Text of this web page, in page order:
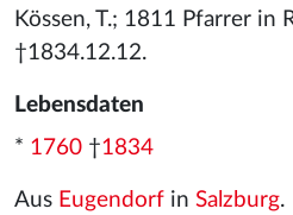
Kössen, T.; 1811 Pfarrer in
†1834.12.12.
Lebensdaten
* 1760 †1834
Aus Eugendorf in Salzburg.